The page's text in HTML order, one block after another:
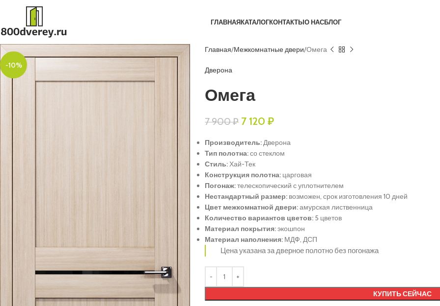
ГЛАВНАЯКАТАЛОГКОНТАКТЫО НАСБЛОГ
-10%
Главная Межкомнатные двери Омега
Дверона
Омега
7 900₽ 7 120₽
Производитель:Дверона
Тип полотна:со стеклом
Стиль:Хай-Тек
Конструкция полотна: царговая
Погонаж:телескопический с уплотнителем
Нестандартный размер: возможен, срок изготовления 10 дней
Цвет межкомнатной двери:амурская лиственница
Количество вариантов цветов: 5 цветов
Материал покрытия:экошпон
Материал наполнения: МДФ, ДСП
Цена указана за дверное полотно без погонажа
КУПИТЬ СЕЙЧАС